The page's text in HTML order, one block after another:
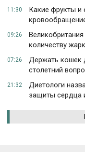
11:30
Какие фрукты и
09:26
количеству
07:26
Держать кошек
столетний
21:32
Диетологи
защиты сердца